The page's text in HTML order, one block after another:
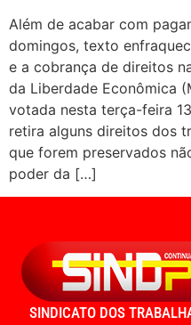
Além de acabar com
domingos, texto
e a cobrança de direitos
da Liberdade Econômica
votada nesta terça-feira
retira alguns direitos dos
que forem preservados
poder da […]
SINDICATO DOS